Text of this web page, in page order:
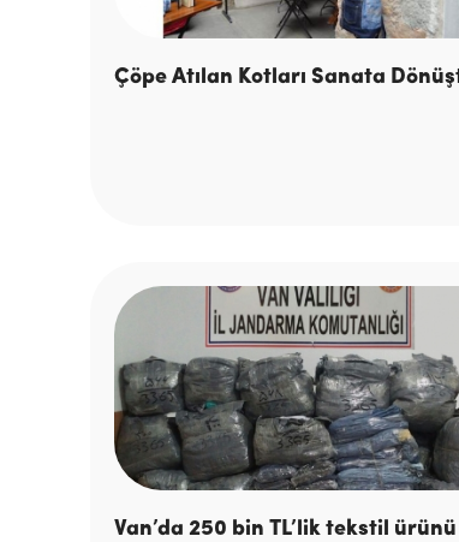
Çöpe Atılan Kotları Sanata
Van’da 250 bin TL’lik tekstil